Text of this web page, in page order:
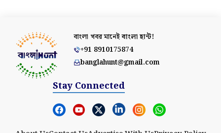
বাংলা খবর মানেইবাংলা হান্ট!
+91 8910175874
banglahunt@gmail.com
Stay Connected